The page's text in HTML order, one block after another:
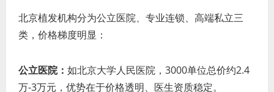
北京植发机构分为公立医院、专业连锁、高端私立三
类，价格梯度明显：
公立医院： 如北京大学人民医院，3000单位总价约2.4
万-3万元，优势在于价格透明、医生资质稳定。